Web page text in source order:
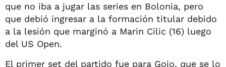
que no iba a jugar las series en Bolonia, pero
que debió ingresar a la formación titular debido
a la lesión que marginó a Marin Cilic (16) luego
del US Open.
El primer set del partido fue para Gojo, que se lo